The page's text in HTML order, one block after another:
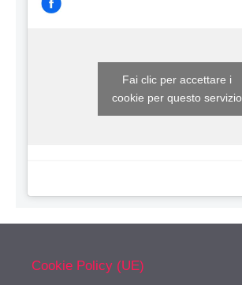
Fai clic per accettare i
cookie per questo servizio
Cookie Policy (UE)